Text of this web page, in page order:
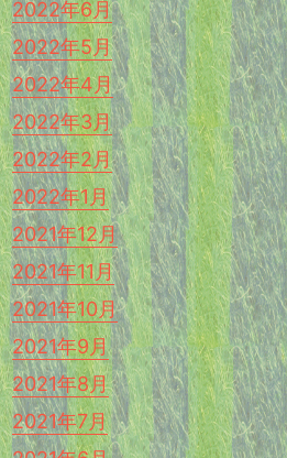
2022年6月
2022年5月
2022年4月
2022年3月
2022年2月
2022年1月
2021年12月
2021年11月
2021年10月
2021年9月
2021年8月
2021年7月